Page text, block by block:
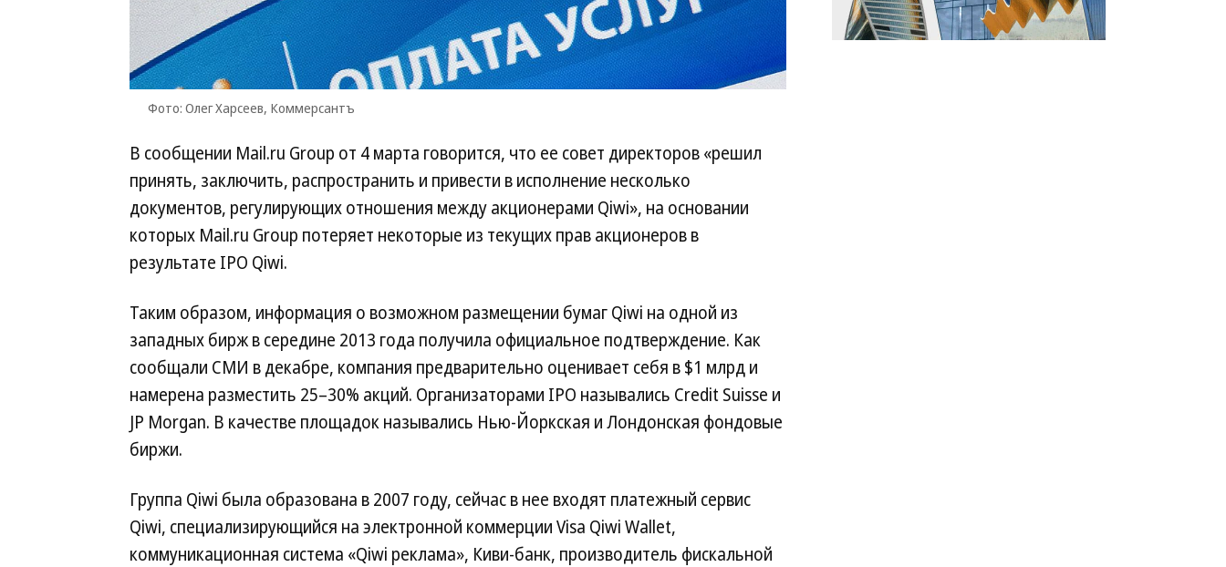
Фото: Олег Харсеев, Коммерсантъ
В сообщении Mail.ru Group от 4 марта говорится, что ее совет директоров «решил
принять, заключить, распространить и привести в исполнение несколько
документов, регулирующих отношения между акционерами Qiwi», на основании
которых Mail.ru Group потеряет некоторые из текущих прав акционеров в
результате IPO Qiwi.
Таким образом, информация о возможном размещении бумаг Qiwi на одной из
западных бирж в середине 2013 года получила официальное подтверждение. Как
сообщали СМИ в декабре, компания предварительно оценивает себя в $1 млрд и
намерена разместить 25–30% акций. Организаторами IPO назывались Credit Suisse и
JP Morgan. В качестве площадок назывались Нью-Йоркская и Лондонская фондовые
биржи.
Группа Qiwi была образована в 2007 году, сейчас в нее входят платежный сервис
Qiwi, специализирующийся на электронной коммерции Visa Qiwi Wallet,
коммуникационная система «Qiwi реклама», Киви-банк, производитель фискальной